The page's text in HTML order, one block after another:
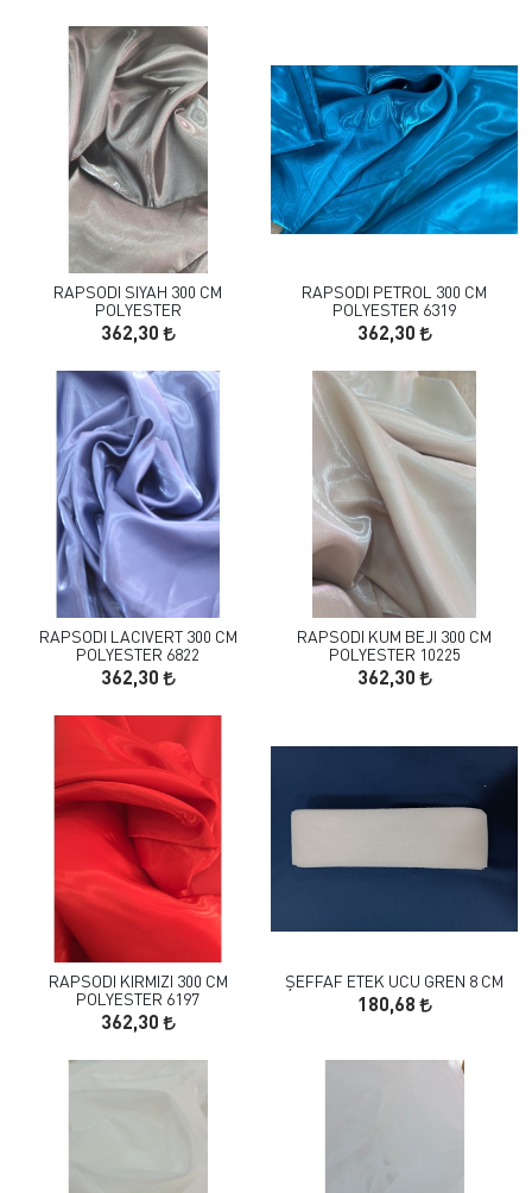
RAPSODI SIYAH 300 CM
POLYESTER
362,30
RAPSODI PETROL 300 CM
POLYESTER 6319
362,30
RAPSODI LACIVERT 300 CM
POLYESTER 6822
362,30
RAPSODI KUM BEJI 300 CM
POLYESTER 10225
362,30
RAPSODI KIRMIZI 300 CM
POLYESTER 6197
362,30
ŞEFFAF ETEK UCU GREN 8 CM
180,68